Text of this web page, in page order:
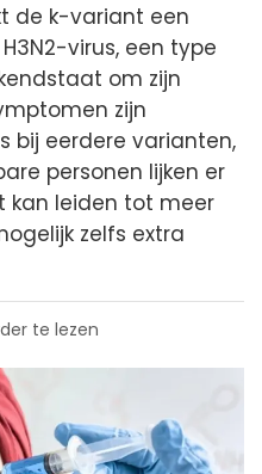
de k-variant een
virus, een type
om zijn
zijn
bij eerdere varianten,
personen lijken er
kan leiden tot meer
zelfs extra
te lezen